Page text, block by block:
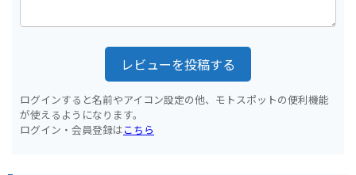
レビューを投稿する
ログインすると名前やアイコン設定の他、モトスポットの便利機能
が使えるようになります。
ログイン・会員登録はこちら